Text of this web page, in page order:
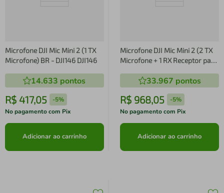
Microfone DJI Mic Mini 2 (1 TX
Microfone) BR - DJI146 DJI146
14.633 pontos
R$ 417,05 -5%
No pagamento com Pix
Adicionar ao carrinho
Microfone DJI Mic Mini 2 (2 TX
Microfone + 1 RX Receptor para
carregamento) BR - DJI142
DJI142
33.967 pontos
R$ 968,05 -5%
No pagamento com Pix
Adicionar ao carrinho